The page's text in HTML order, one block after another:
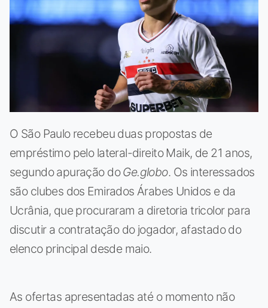
O São Paulo recebeu duas propostas de
empréstimo pelo lateral-direito Maik, de 21 anos,
segundo apuração doGe.globo. Os interessados
são clubes dos Emirados Árabes Unidos e da
Ucrânia, que procuraram a diretoria tricolor para
discutir a contratação do jogador, afastado do
elenco principal desde maio.
As ofertas apresentadas até o momento não